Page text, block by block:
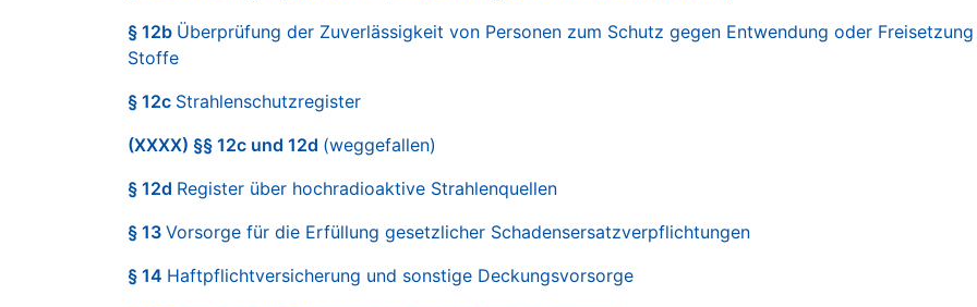
§ 12b Überprüfung der Zuverlässigkeit von Personen zum Schutz gegen Entwendung oder
Stoffe
§ 12c Strahlenschutzregister
(XXXX) §§ 12c und 12d (weggefallen)
§ 12d Register über hochradioaktive Strahlenquellen
§ 13 Vorsorge für die Erfüllung gesetzlicher Schadensersatzverpflichtungen
§ 14 Haftpflichtversicherung und sonstige Deckungsvorsorge